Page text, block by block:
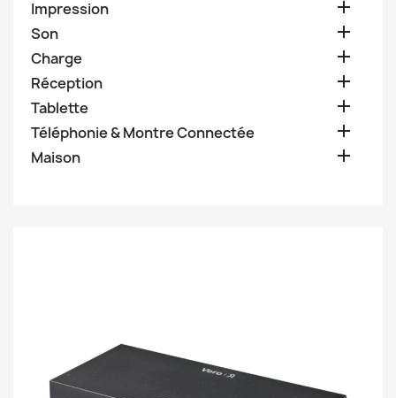
Impression 
Son 
Charge 
Réception 
Tablette 
Téléphonie & Montre Connectée 
Maison 